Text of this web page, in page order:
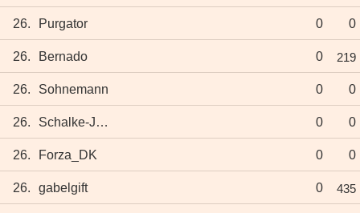
26. Purgator 0 0
26. Bernado 0 219
26. Sohnemann 0 0
26. Schalke-Jürgen 0 0
26. Forza_DK 0 0
26. gabelgift 0 435